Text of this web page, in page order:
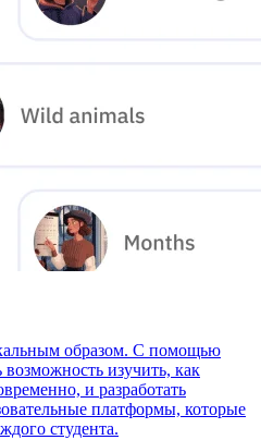
образом. С помощью
возможность изучить, как
и разработать
платформы, которые
студента.